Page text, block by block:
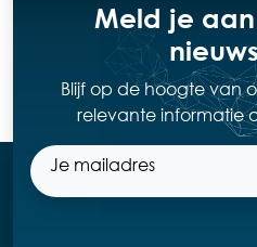
Meld je
Blijf op de hoogte van
relevante informatie